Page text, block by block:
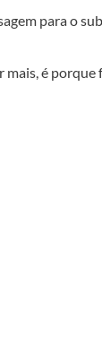
para o
mais, é